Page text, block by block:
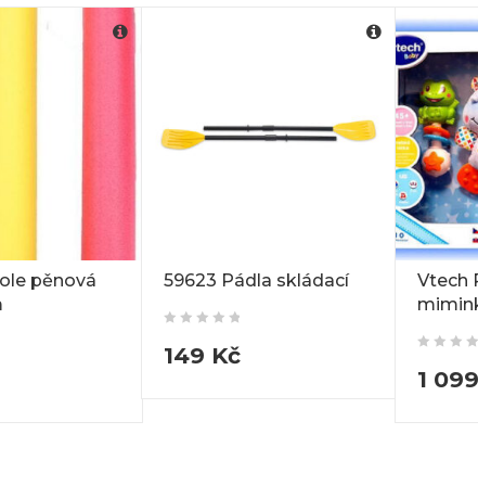
pěnová
59623 Pádla skládací
149 Kč
Vtech
1 099